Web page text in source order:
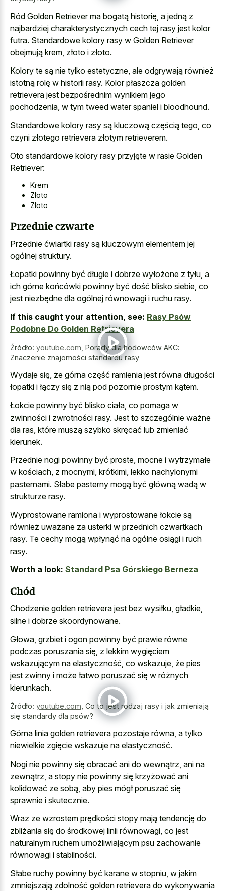
Ród Golden Retriever ma bogatą historię, a jedną z
najbardziej charakterystycznych cech tej rasy jest kolor
futra. Standardowe kolory rasy w Golden Retriever
obejmują krem, złoto i złoto.
Kolory te są nie tylko estetyczne, ale odgrywają również
istotną rolę w historii rasy. Kolor płaszcza golden
retrievera jest bezpośrednim wynikiem jego
pochodzenia, w tym tweed water spaniel i bloodhound.
Standardowe kolory rasy są kluczową częścią tego, co
czyni złotego retrievera złotym retrieverem.
Oto standardowe kolory rasy przyjęte w rasie Golden
Retriever:
Krem
Złoto
Złoto
Przednie czwarte
Przednie ćwiartki rasy są kluczowym elementem jej
ogólnej struktury.
Łopatki powinny być długie i dobrze wyłożone z tyłu, a
ich górne końcówki powinny być dość blisko siebie, co
jest niezbędne dla ogólnej równowagi i ruchu rasy.
If this caught your attention, see: Rasy Psów
Podobne Do Golden Retrievera
Źródło: youtube.com Porady dla hodowców AKC:
Znaczenie znajomości standardu rasy
Wydaje się, że górna część ramienia jest równa długości
łopatki i łączy się z nią pod pozornie prostym kątem.
Łokcie powinny być blisko ciała, co pomaga w
zwinności i zwrotności rasy. Jest to szczególnie ważne
dla ras, które muszą szybko skręcać lub zmieniać
kierunek.
Przednie nogi powinny być proste, mocne i wytrzymałe
w kościach, z mocnymi, krótkimi, lekko nachylonymi
pasternami. Słabe pasterny mogą być główną wadą w
strukturze rasy.
Wyprostowane ramiona i wyprostowane łokcie są
również uważane za usterki w przednich czwartkach
rasy. Te cechy mogą wpłynąć na ogólne osiągi i ruch
rasy.
Worth a look: Standard Psa Górskiego Berneza
Chód
Chodzenie golden retrievera jest bez wysiłku, gładkie,
silne i dobrze skoordynowane.
Głowa, grzbiet i ogon powinny być prawie równe
podczas poruszania się, z lekkim wygięciem
wskazującym na elastyczność, co wskazuje, że pies
jest zwinny i może łatwo poruszać się w różnych
kierunkach.
Źródło: youtube.com Co to jest rodzaj rasy i jak zmieniają
się standardy dla psów?
Górna linia golden retrievera pozostaje równa, a tylko
niewielkie zgięcie wskazuje na elastyczność.
Nogi nie powinny się obracać ani do wewnątrz, ani na
zewnątrz, a stopy nie powinny się krzyżować ani
kolidować ze sobą, aby pies mógł poruszać się
sprawnie i skutecznie.
Wraz ze wzrostem prędkości stopy mają tendencję do
zbliżania się do środkowej linii równowagi, co jest
naturalnym ruchem umożliwiającym psu zachowanie
równowagi i stabilności.
Słabe ruchy powinny być karane w stopniu, w jakim
zmniejszają zdolność golden retrievera do wykonywania